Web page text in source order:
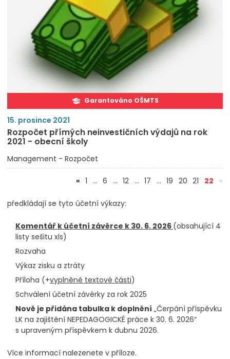
Garantováno OŠMTS
15. prosince 2021
Rozpočet přímých neinvestičních výdajů na rok
2021 - obecní školy
Management - Rozpočet
« 1 … 6 … 12 … 17 … 19 20 21 22 »
předkládají se tyto účetní výkazy:
Komentář k účetní závěrce k 30. 6. 2026 (obsahující 4
listy sešitu xls)
Rozvaha
Výkaz zisku a ztráty
Příloha (+vyplněné textové části)
Schválení účetní závěrky za rok 2025
Nově je přidána tabulka k doplnění „Čerpání příspěvku
LK na zajištění NEPEDAGOGICKÉ práce k 30. 6. 2026“
s upraveným příspěvkem k dubnu 2026.
Více informací nalezenete v příloze.